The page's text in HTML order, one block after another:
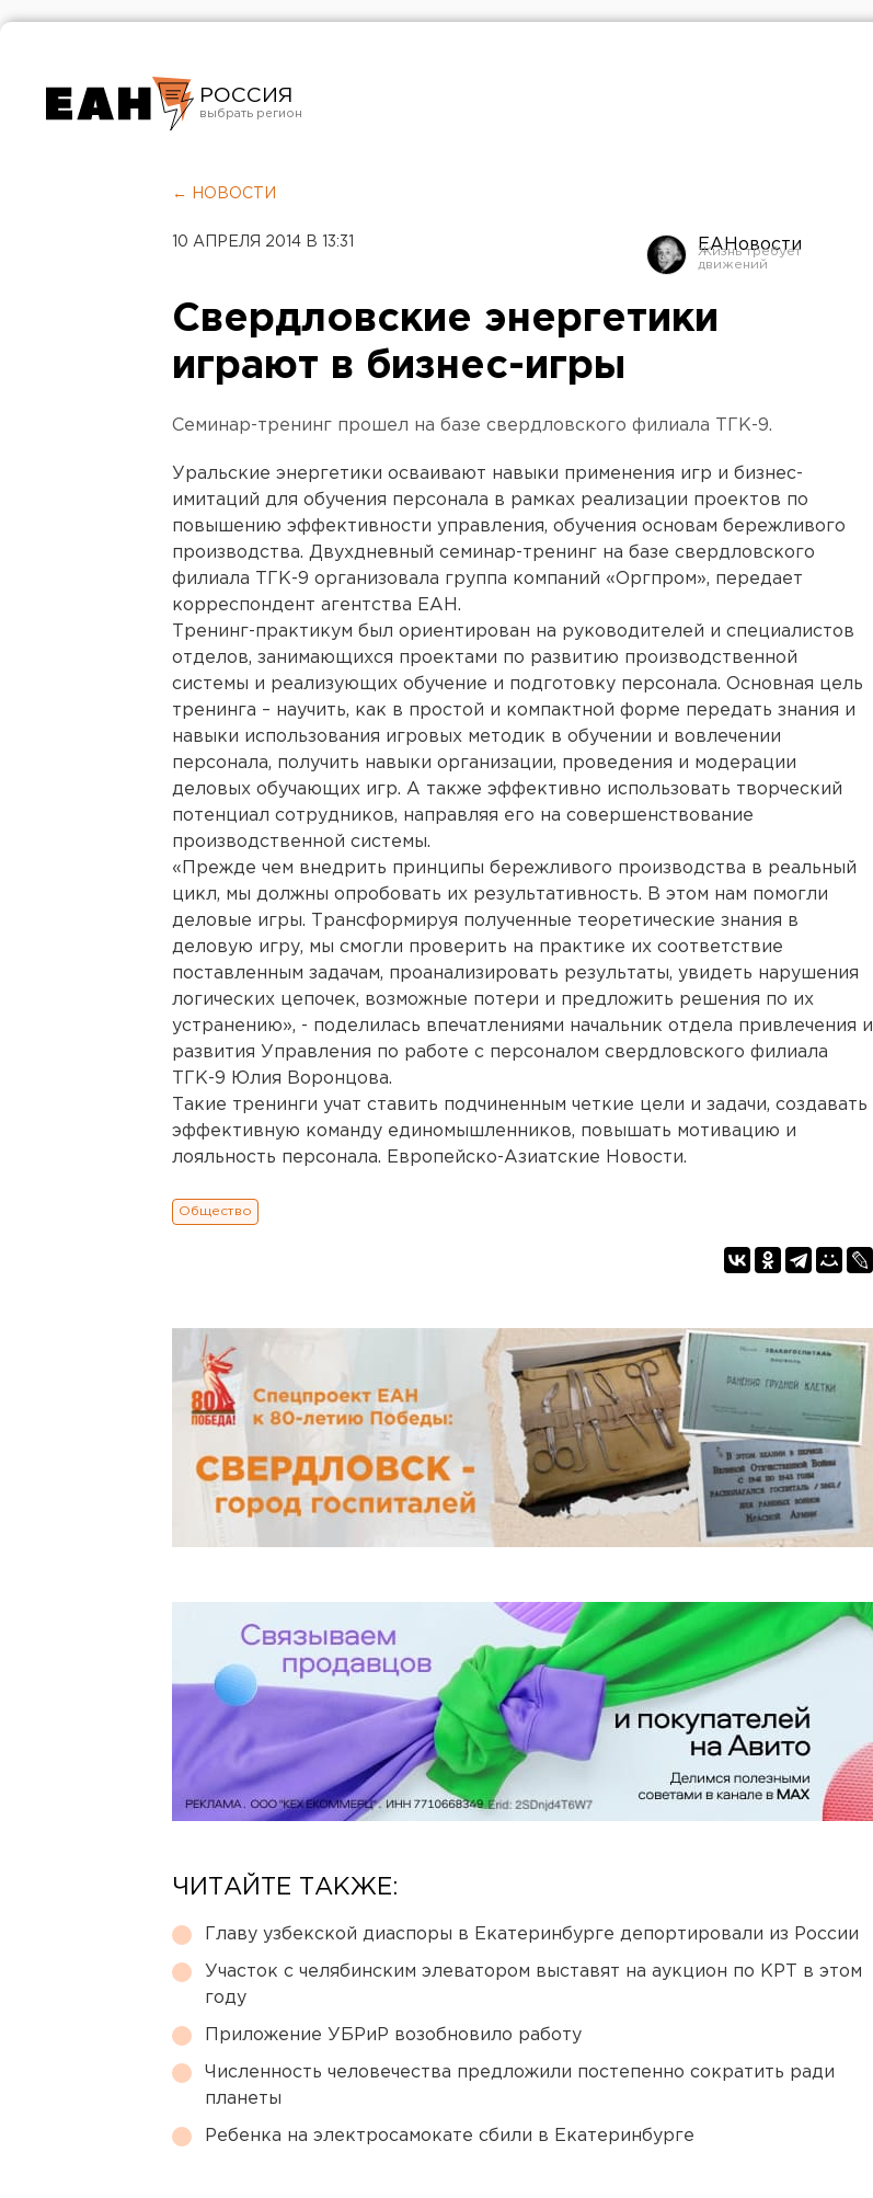
РОССИЯ
Челябинск
← НОВОСТИ
10 АПРЕЛЯ 2014 В 13:31 ЕАНовости
Свердловские энергетики
играют в бизнес-игры
Семинар-тренинг прошел на базе свердловского филиала ТГК-9.
Уральские энергетики осваивают навыки применения игр и бизнес-
имитаций для обучения персонала в рамках реализации проектов по
повышению эффективности управления, обучения основам бережливого
производства. Двухдневный семинар-тренинг на базе свердловского
филиала ТГК-9 организовала группа компаний «Оргпром», передает
корреспондент агентства ЕАН.
Тренинг-практикум был ориентирован на руководителей и специалистов
отделов, занимающихся проектами по развитию производственной
системы и реализующих обучение и подготовку персонала. Основная цель
тренинга – научить, как в простой и компактной форме передать знания и
навыки использования игровых методик в обучении и вовлечении
персонала, получить навыки организации, проведения и модерации
деловых обучающих игр. А также эффективно использовать творческий
потенциал сотрудников, направляя его на совершенствование
производственной системы.
«Прежде чем внедрить принципы бережливого производства в реальный
цикл, мы должны опробовать их результативность. В этом нам помогли
деловые игры. Трансформируя полученные теоретические знания в
деловую игру, мы смогли проверить на практике их соответствие
поставленным задачам, проанализировать результаты, увидеть нарушения
логических цепочек, возможные потери и предложить решения по их
устранению», - поделилась впечатлениями начальник отдела привлечения и
развития Управления по работе с персоналом свердловского филиала
ТГК-9 Юлия Воронцова.
Такие тренинги учат ставить подчиненным четкие цели и задачи, создавать
эффективную команду единомышленников, повышать мотивацию и
лояльность персонала. Европейско-Азиатские Новости.
Общество
ЧИТАЙТЕ ТАКЖЕ:
Главу узбекской диаспоры в Екатеринбурге депортировали из России
Участок с челябинским элеватором выставят на аукцион по КРТ в этом
году
Приложение УБРиР возобновило работу
Численность человечества предложили постепенно сократить ради
планеты
Ребенка на электросамокате сбили в Екатеринбурге